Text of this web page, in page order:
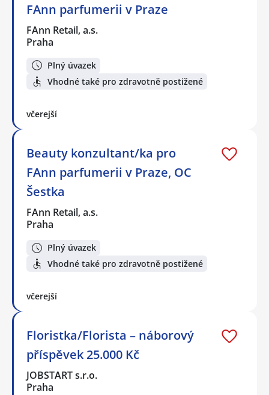
FAnn parfumerii v Praze
FAnn Retail, a.s.
Praha
Plný úvazek
Vhodné také pro zdravotně postižené
včerejší
Beauty konzultant/ka pro
FAnn parfumerii v Praze, OC
Šestka
FAnn Retail, a.s.
Praha
Plný úvazek
Vhodné také pro zdravotně postižené
včerejší
Floristka/Florista – náborový
příspěvek 25.000 Kč
JOBSTART s.r.o.
Praha